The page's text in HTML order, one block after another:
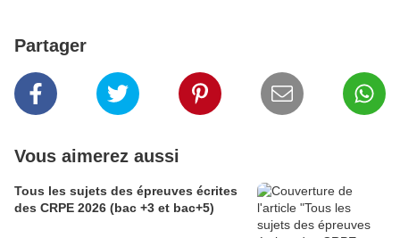
Partager
Vous aimerez aussi
Tous les sujets des épreuves écrites
des CRPE 2026 (bac +3 et bac+5)